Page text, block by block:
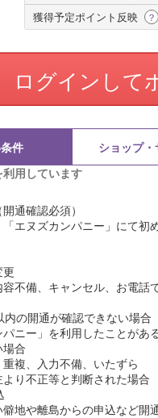
獲得予定ポイント反映
？
ログインして
件 ショップ
用しています
通確認必須）
エヌズカンパニー」にて初
更
容不備、キャンセル、お電
内の開通が確認できない場合
パニー」を利用したことがあ
場合
複、入力不備、いたずら
より不正等と判断された場合
僻地や離島からの申込など開